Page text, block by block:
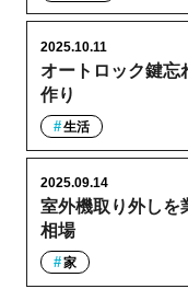
オートロック鍵忘
作り
2025.10.11
生活
室外機取り外しを
相場
2025.09.14
家